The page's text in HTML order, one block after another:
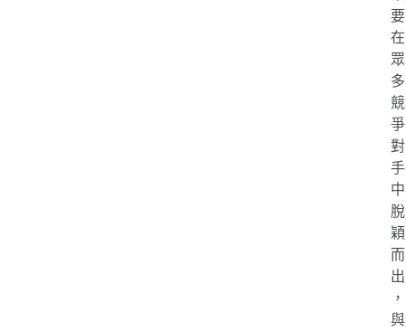
要
在
眾
多
競
爭
對
手
中
脫
穎
而
出
，
與